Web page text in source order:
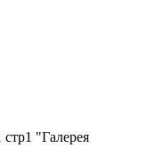
"Галерея